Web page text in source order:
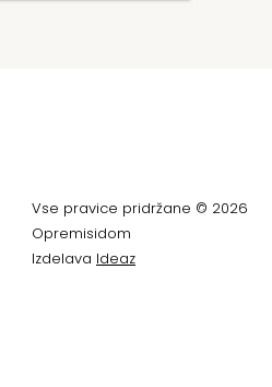
Vse pravice pridržane © 2026
Opremisidom
Izdelava Ideaz